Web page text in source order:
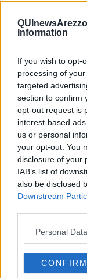
Information
If you wish to opt-
processing of
targeted
section to confirm
opt-out request is
interest-based
us or personal
your opt-out. You
disclosure of your
IAB’s list of
also be disclosed
Downstream
Personal
CONFIRM
chiusura
Torna
Bruschi
Dal 22
Monitor
A Casa
L'addio
L'export
Bollette